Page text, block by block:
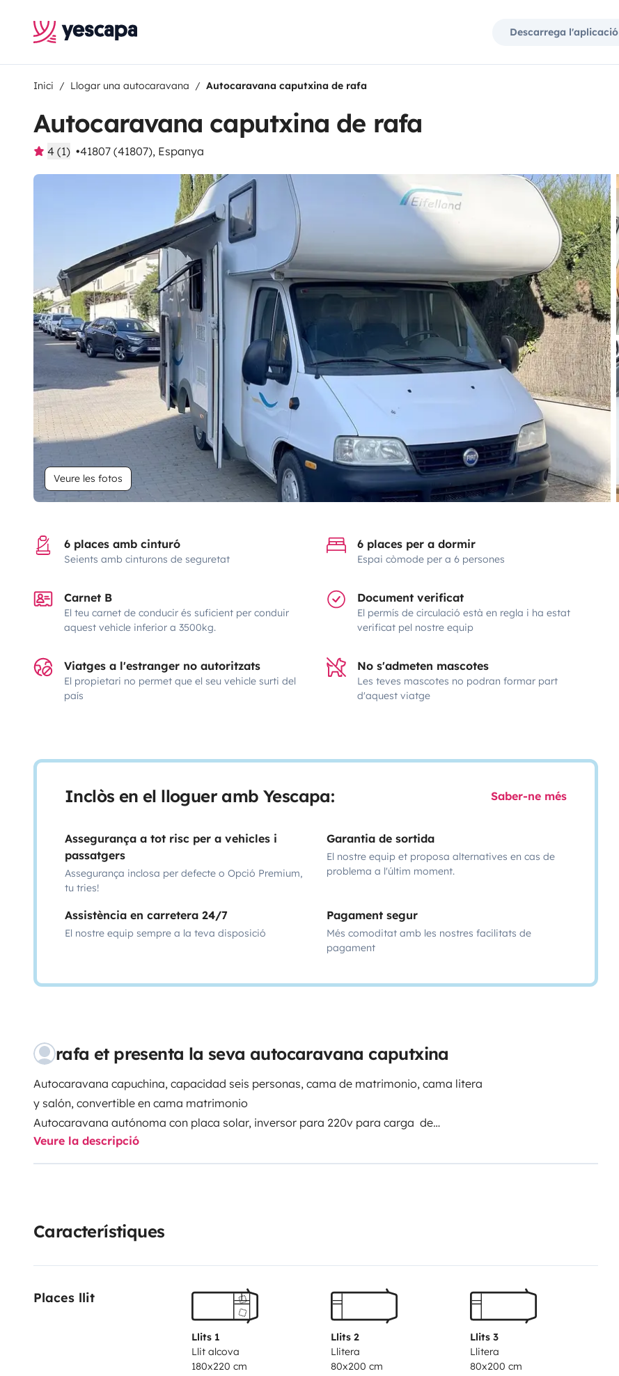
Descarrega l'aplicació
Inici Llogar una autocaravana Autocaravana caputxina de rafa
Autocaravana caputxina de rafa
4 (1) 41807 (41807), Espanya
Veure les fotos
6 places amb cinturó
Seients amb cinturons de seguretat
6 places per a dormir
Espai còmode per a 6 persones
Carnet B
El teu carnet de conducir és suficient per conduir
aquest vehicle inferior a 3500kg.
Document verificat
El permís de circulació està en regla i ha estat
verificat pel nostre equip
Viatges a l'estranger no autoritzats
El propietari no permet que el seu vehicle surti del
país
No s'admeten mascotes
Les teves mascotes no podran formar part
d'aquest viatge
Inclòs en el lloguer amb Yescapa: Saber-ne més
Assegurança a tot risc per a vehicles i
passatgers
Assegurança inclosa per defecte o Opció Premium,
tu tries!
Garantia de sortida
El nostre equip et proposa alternatives en cas de
problema a l'últim moment.
Assistència en carretera 24/7
El nostre equip sempre a la teva disposició
Pagament segur
Més comoditat amb les nostres facilitats de
pagament
rafa et presenta la seva autocaravana caputxina
Autocaravana capuchina, capacidad seis personas, cama de matrimonio, cama litera
y salón, convertible en cama matrimonio
Autocaravana autónoma con placa solar, inversor para 220v para carga de
móviles,ordenador,tv
depósitos de agua limpia de 120 l depósito de agua sucia 120 l
Veure la descripció
Característiques
Places llit
Llits 1
Llit alcova
180x220 cm
Llits 2
Llitera
80x200 cm
Llits 3
Llitera
80x200 cm